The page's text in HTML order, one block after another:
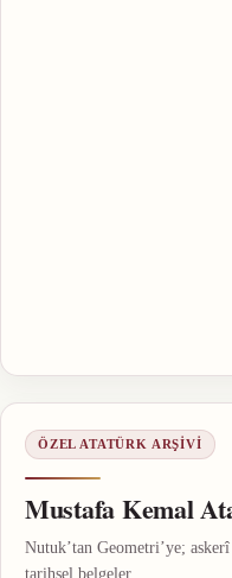
ÖZEL ATATÜRK ARŞIVI
Mustafa Kemal
Nutuk’tan Geometri’ye;
tarihsel belgeler.